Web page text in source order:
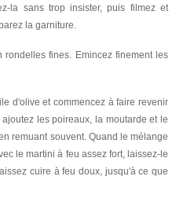
la sans trop insister, puis filmez et
la garniture.
fines. Emincez finement les
d'olive et commencez à faire revenir
les poireaux, la moutarde et le
remuant souvent. Quand le mélange
le martini à feu assez fort, laissez-le
cuire à feu doux, jusqu'à ce que